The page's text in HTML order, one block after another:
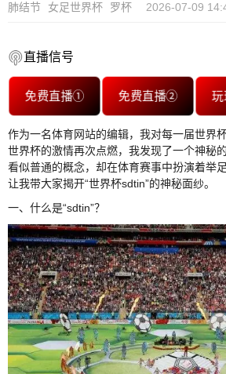
肺结节 女足世界杯 罗杯 2026-07-09
直播信号
免费直播① 免费直播②
作为一名体育网站的编辑，我对每一届世界
世界杯的激情再次点燃，我发现了一个神秘
看似普通的概念，却在体育赛事中扮演着举
让我带大家揭开“世界杯sdtin”的神秘面纱。
一、什么是“sdtin”？